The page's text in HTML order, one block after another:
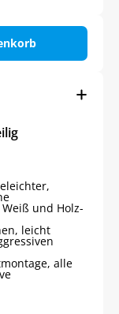
und Holz-
leicht
alle